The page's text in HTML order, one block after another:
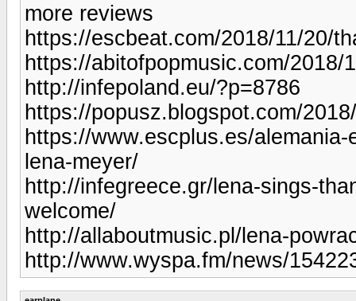
more reviews
https://escbeat.com/2018/11/20/
https://abitofpopmusic.com/
http://infepoland.eu/?p=8786
https://popusz.blogspot.com/
https://www.escplus.es/
lena-meyer/
http://infegreece.gr/lena-sings-
welcome/
http://allaboutmusic.pl/lena-
http://www.wyspa.fm/news/